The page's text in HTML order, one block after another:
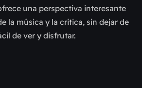
una perspectiva interesante
la música y la critica, sin dejar de
de ver y disfrutar.